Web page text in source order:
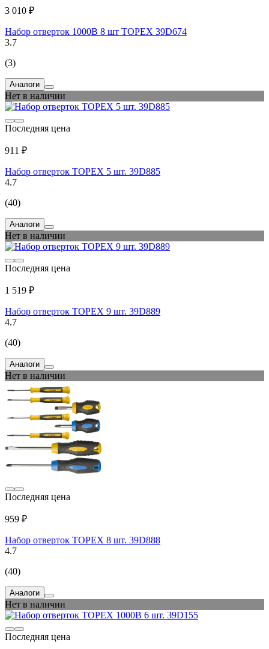
3 010 ₽
Набор отверток 1000В 8 шт TOPEX 39D674
3.7
(3)
Аналоги
Нет в наличии
Последняя цена
911 ₽
Набор отверток TOPEX 5 шт. 39D885
4.7
(40)
Аналоги
Нет в наличии
Последняя цена
1 519 ₽
Набор отверток TOPEX 9 шт. 39D889
4.7
(40)
Аналоги
Нет в наличии
Последняя цена
959 ₽
Набор отверток TOPEX 8 шт. 39D888
4.7
(40)
Аналоги
Нет в наличии
Последняя цена